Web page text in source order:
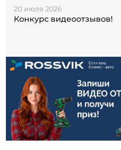
20 июля 2026
Конкурс видеоотзывов!